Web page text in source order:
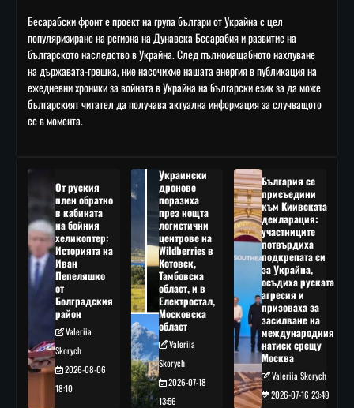
Бесарабски фронт е проект на група българи от Украйна с цел
популяризиране на региона на Дунавска Бесарабия и развитие на
българското наследство в Украйна. След пълномащабното нахлуване
на държавата-грешка, ние насочихме нашата енергия в публикация на
ежедневни хроники за войната в Украйна на български език за да може
българският читател да получава актуална информация за случващото
се в момента.
От руския
плен обратно
в кабината
на бойния
хеликоптер:
Историята на
Иван
Пепеляшко
от
Болградския
район
Valeriia
Skorych
2026-08-06
18:10
Украински
дронове
поразиха
през нощта
логистични
центрове на
Wildberries в
Котовск,
Тамбовска
област, и в
Електростал,
Московска
област
Valeriia
Skorych
2026-07-18
13:56
България се
присъедини
към Киивската
декларация:
участниците
потвърдиха
подкрепата си
за Украйна,
осъдиха руската
агресия и
призоваха за
засилване на
международния
натиск срещу
Москва
Valeriia Skorych
2026-07-16 23:49